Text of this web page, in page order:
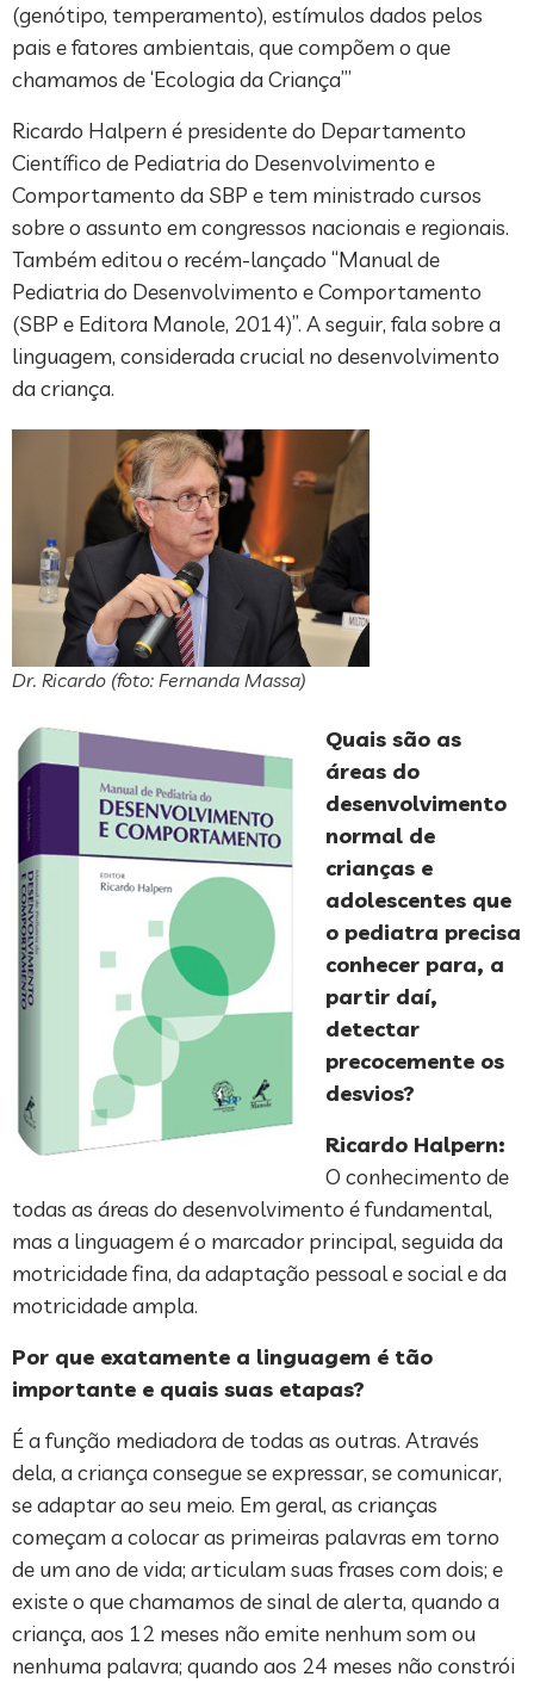
(genótipo, temperamento), estímulos dados pelos
pais e fatores ambientais, que compõem o que
chamamos de ‘Ecologia da Criança’”
Ricardo Halpern é presidente do Departamento
Científico de Pediatria do Desenvolvimento e
Comportamento da SBP e tem ministrado cursos
sobre o assunto em congressos nacionais e regionais.
Também editou o recém-lançado “Manual de
Pediatria do Desenvolvimento e Comportamento
(SBP e Editora Manole, 2014)”. A seguir, fala sobre a
linguagem, considerada crucial no desenvolvimento
da criança.
Dr. Ricardo (foto: Fernanda Massa)
Quais são as
áreas do
desenvolvimento
normal de
crianças e
adolescentes que
o pediatra precisa
conhecer para, a
partir daí,
detectar
precocemente os
desvios?
Ricardo Halpern:
O conhecimento de
todas as áreas do desenvolvimento é fundamental,
mas a linguagem é o marcador principal, seguida da
motricidade fina, da adaptação pessoal e social e da
motricidade ampla.
Por que exatamente a linguagem é tão
importante e quais suas etapas?
É a função mediadora de todas as outras. Através
dela, a criança consegue se expressar, se comunicar,
se adaptar ao seu meio. Em geral, as crianças
começam a colocar as primeiras palavras em torno
de um ano de vida; articulam suas frases com dois; e
existe o que chamamos de sinal de alerta, quando a
criança, aos 12 meses não emite nenhum som ou
nenhuma palavra; quando aos 24 meses não constrói